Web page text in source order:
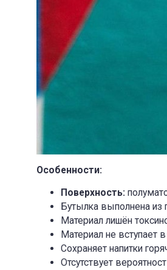
Особенности:
Поверхность:
Бутылка выполнена
Материал лишён
Материал не вступает
Сохраняет напитки
Отсутствует